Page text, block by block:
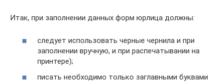
Итак, при заполнении данных форм юрлица должны:
следует использовать черные чернила и при
заполнении вручную, и при распечатывании на
принтере);
писать необходимо только заглавными буквами